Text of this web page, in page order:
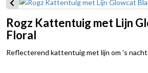
Rogz Kattentuig met Lijn
Floral
Reflecterend kattentuig met lijn om 's